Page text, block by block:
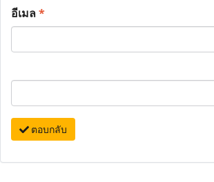
อีเมล*
ตอบกลับ